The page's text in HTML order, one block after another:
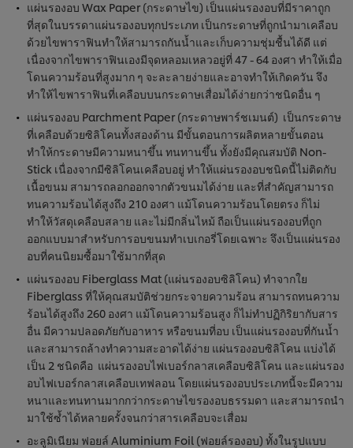
แผ่นรองอบ Wax Paper (กระดาษไข) เป็นแผ่นรองอบที่มีราคาถูก
ที่สุดในบรรดาแผ่นรองอบทุกประเภท เป็นกระดาษที่ถูกนำมาเคลือบ
ด้วยไขพาราฟินทำให้สามารถกันน้ำและเก็บความชุ่มชื้นได้ดี แต่
เนื่องจากไขพาราฟินเองมีจุดหลอมเหลวอยู่ที่ 47 - 64 องศา ทำให้เมื่อ
โดนความร้อนที่สูงมาก ๆ จะละลายง่ายและอาจทำให้เกิดควัน จึง
ทำให้ไขพาราฟินที่เคลือบบนกระดาษเสื่อมได้ง่ายกว่าชนิดอื่น ๆ
แผ่นรองอบ Parchment Paper (กระดาษพาร์ชเมนต์) เป็นกระดาษ
ที่เคลือบด้วยซิลิโคนทั้งสองด้าน มีขั้นตอนการผลิตหลายขั้นตอน
ทำให้กระดาษมีความหนาขึ้น ทนทานขึ้น ทั้งยังมีคุณสมบัติ Non-
Stick เนื่องจากมีซิลิโคนเคลือบอยู่ ทำให้แผ่นรองอบชนิดนี้ไม่ติดกับ
เนื้อขนม สามารถลอกออกจากตัวขนมได้ง่าย และที่สำคัญสามารถ
ทนความร้อนได้สูงถึง 210 องศา แม้โดนความร้อนโดยตรง ก็ไม่
ทำให้วัสดุเคลือบสลาย และไม่มีกลิ่นไหม้ ถือเป็นแผ่นรองอบที่ถูก
ออกแบบมาสำหรับการอบขนมทำเบเกอรี่โดยเฉพาะ จึงเป็นแผ่นรอง
อบที่คนนิยมซื้อมาใช้มากที่สุด
แผ่นรองอบ Fiberglass Mat (แผ่นรองอบซิลิโคน) ทำจากใย
Fiberglass ที่ให้คุณสมบัติช่วยกระจายความร้อน สามารถทนความ
ร้อนได้สูงถึง 260 องศา แม้โดนความร้อนสูง ก็ไม่ทำปฏิกิริยากับสาร
อื่น มีความปลอดภัยกับอาหาร หรือขนมที่อบ เป็นแผ่นรองอบที่กันน้ำ
และสามารถล้างทำความสะอาดได้ง่าย แผ่นรองอบซิลิโคน แบ่งได้
เป็น 2 ชนิดคือ แผ่นรองอบไฟเบอร์กลาสเคลือบซิลิโคน และแผ่นรอง
อบไฟเบอร์กลาสเคลือบเทฟลอน โดยแผ่นรองอบประเภทนี้จะมีความ
หนาและทนทานมากกว่ากระดาษไขรองอบธรรมดา และสามารถนำ
มาใช้ซ้ำได้หลายครั้งจนกว่าสารเคลือบจะเสื่อม
อะลูมิเนียม ฟอยล์ Aluminium Foil (ฟอยล์รองอบ) ทั้งในรูปแบบ